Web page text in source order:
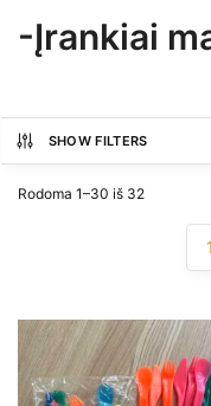
-Įrankiai
SHOW FILTERS
Rodoma 1–30 iš 32Sorted
1